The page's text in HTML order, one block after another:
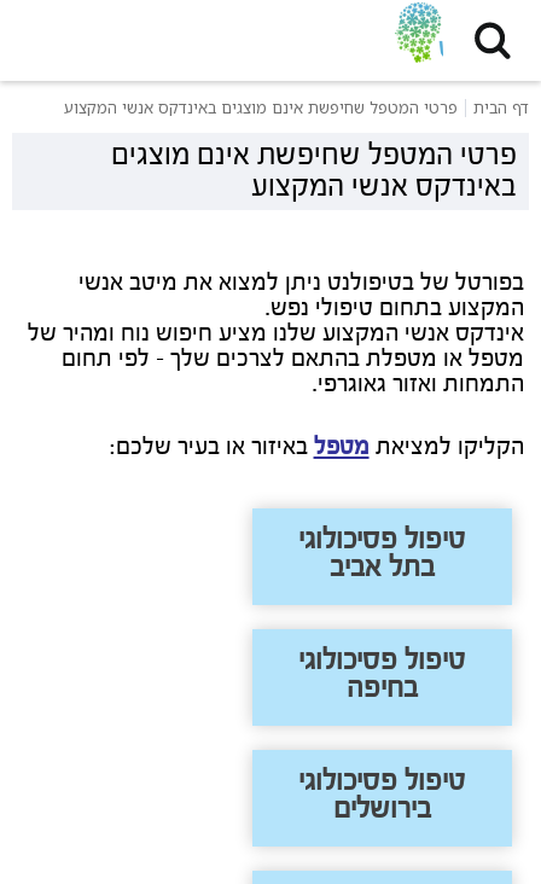
דף הבית פרטי המטפל שחיפשת אינם מוצגים באינדקס אנשי המקצוע
פרטי המטפל שחיפשת אינם מוצגים
באינדקס אנשי המקצוע
בפורטל של בטיפולנט ניתן למצוא את מיטב אנשי
המקצוע בתחום טיפולי נפש.
אינדקס אנשי המקצוע שלנו מציע חיפוש נוח ומהיר של
מטפל או מטפלת בהתאם לצרכים שלך - לפי תחום
התמחות ואזור גאוגרפי.
הקליקו למציאת מטפל באיזור או בעיר שלכם:
טיפול פסיכולוגי
בתל אביב
טיפול פסיכולוגי
בחיפה
טיפול פסיכולוגי
בירושלים